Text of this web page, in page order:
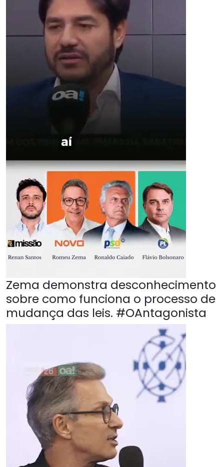
Zema demonstra desconhecimento
sobre como funciona o processo de
mudança das leis. #OAntagonista